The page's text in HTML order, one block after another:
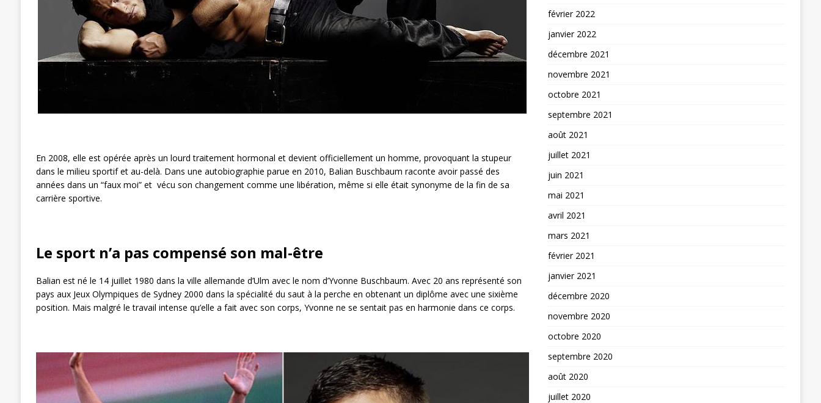
En 2008, elle est opérée après un lourd traitement hormonal et devient officiellement un homme, provoquant la stupeur
dans le milieu sportif et au-delà. Dans une autobiographie parue en 2010, Balian Buschbaum raconte avoir passé des
années dans un “faux moi” et vécu son changement comme une libération, même si elle était synonyme de la fin de sa
carrière sportive.
Le sport n’a pas compensé son mal-être
Balian est né le 14 juillet 1980 dans la ville allemande d’Ulm avec le nom d’Yvonne Buschbaum. Avec 20 ans représenté son
pays aux Jeux Olympiques de Sydney 2000 dans la spécialité du saut à la perche en obtenant un diplôme avec une sixième
position. Mais malgré le travail intense qu’elle a fait avec son corps, Yvonne ne se sentait pas en harmonie dans ce corps.
février 2022
janvier 2022
décembre 2021
novembre 2021
octobre 2021
septembre 2021
août 2021
juillet 2021
juin 2021
mai 2021
avril 2021
mars 2021
février 2021
janvier 2021
décembre 2020
novembre 2020
octobre 2020
septembre 2020
août 2020
juillet 2020